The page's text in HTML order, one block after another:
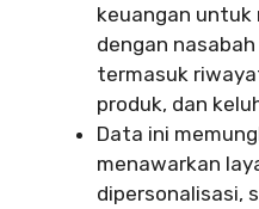
keuangan untuk
dengan
termasuk
produk, dan
Data ini
menawarkan
dipersonalisasi,